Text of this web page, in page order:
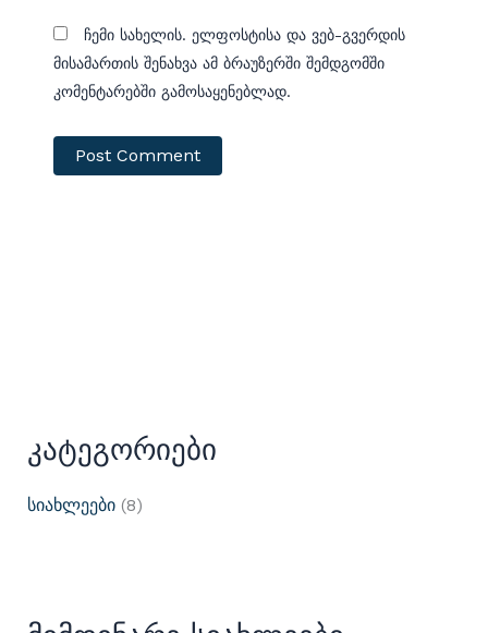
Ჩემი Სახელის. Ელფოსტისა Და Ვებ-Გვერდის
Მისამართის Შენახვა Ამ Ბრაუზერში Შემდგომში
Კომენტარებში Გამოსაყენებლად.
Კატეგორიები
Სიახლეები(8)